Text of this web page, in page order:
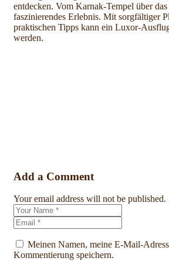
entdecken. Vom Karnak-Tempel über
faszinierendes Erlebnis. Mit sorgfältiger
praktischen Tipps kann ein Luxor-
werden.
Add a Comment
Your email address will not be published.
Meinen Namen, meine E-Mail-
Kommentierung speichern.